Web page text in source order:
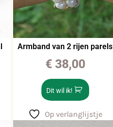
Armband van 2 rijen parels
€38,00
Dit wil ik!
Op verlanglijstje